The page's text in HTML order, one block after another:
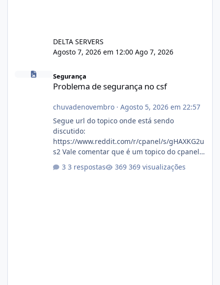
DELTA SERVERS
Agosto 7, 2026 em 12:00 Ago 7, 2026
Segurança
Problema de segurança no csf
chuvadenovembro· Agosto 5, 2026 em 22:57
Segue url do topico onde está sendo
discutido:
https://www.reddit.com/r/cpanel/s/gHAXKG2u
s2 Vale comentar que é um topico do cpanel...
3 respostas 369 visualizações